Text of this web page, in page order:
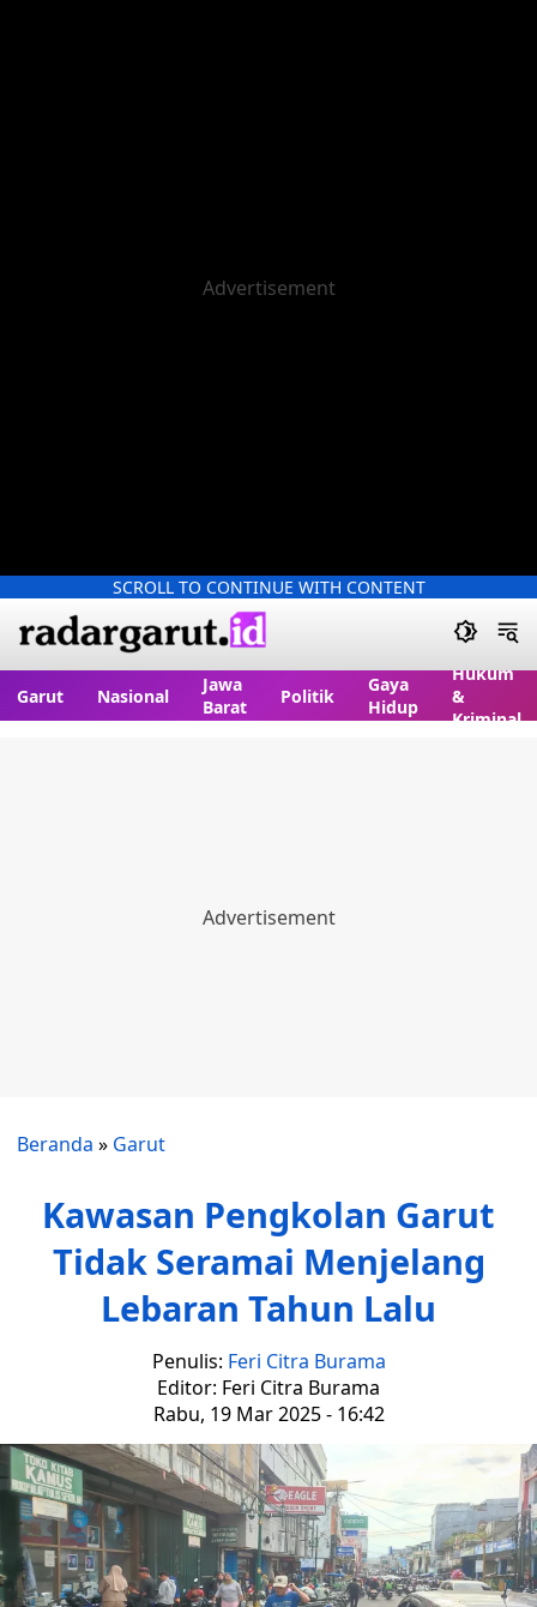
SCROLL TO CONTINUE WITH CONTENT
Garut Nasional
Jawa
Barat
Politik
Gaya
Hidup
Hukum
&
Kriminal
Beranda » Garut
Kawasan Pengkolan Garut
Tidak Seramai Menjelang
Lebaran Tahun Lalu
Penulis: Feri Citra Burama
Editor: Feri Citra Burama
Rabu, 19 Mar 2025 - 16:42